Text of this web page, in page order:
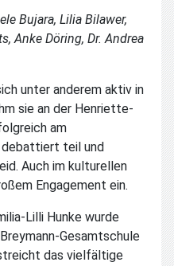
Bujara, Lilia Bilawer,
Anke Döring, Dr. Andrea
unter anderem aktiv in
sie an der Henriette-
am
teil und
Auch im kulturellen
Engagement ein.
Lilli Hunke wurde
Gesamtschule
das vielfältige